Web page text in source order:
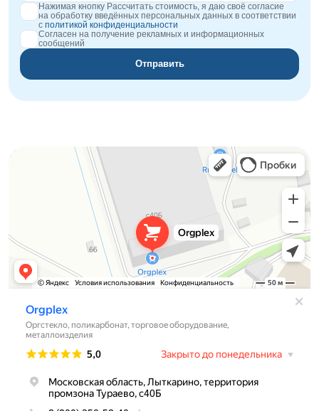
Нажимая кнопку Рассчитать стоимость, я даю своё согласие
на обработку введённых персональных данных в соответствии
с политикой конфиденциальности
Согласен на получение рекламных и информационных
сообщений
Отправить
Orgplex
Оргстекло, поликарбонат в Лыткарине
Торговое оборудование в Лыткарине